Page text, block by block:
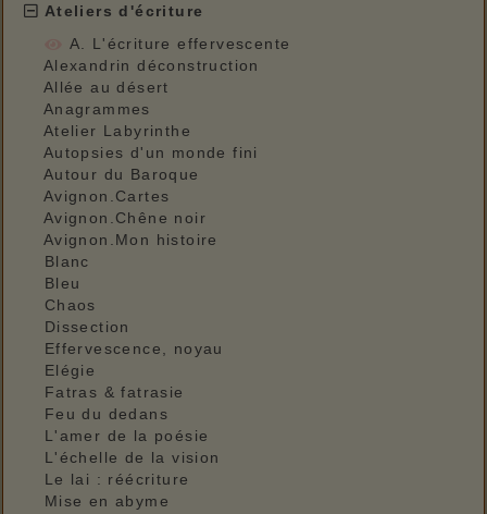
Ateliers d'écriture
A. L'écriture effervescente
Alexandrin déconstruction
Allée au désert
Anagrammes
Atelier Labyrinthe
Autopsies d'un monde fini
Autour du Baroque
Avignon.Cartes
Avignon.Chêne noir
Avignon.Mon histoire
Blanc
Bleu
Chaos
Dissection
Effervescence, noyau
Elégie
Fatras & fatrasie
Feu du dedans
L'amer de la poésie
L'échelle de la vision
Le lai : réécriture
Mise en abyme